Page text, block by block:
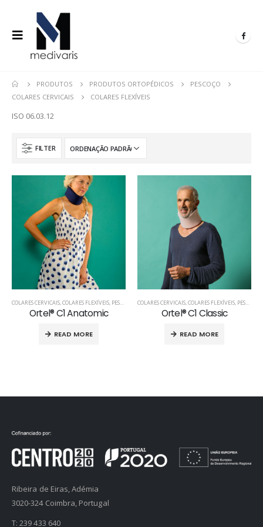
PRODUTOS PRODUTOS ORTOPÉDICOS
PESCOÇO
COLARES CERVICAIS
COLARES FLEXÍVEIS
ISO 06.03.12
FILTER
COLARES CERVICAIS,COLARES FLEXÍVEIS, PESCOÇO PRODUTOS ORTOPÉDICOS
Ortel® C1 Anatomic
READ MORE
COLARES CERVICAIS,COLARES FLEXÍVEIS, PESCOÇO
Ortel® C1 Classic
READ MORE
Ribeira de Eiras, Adémia
3020-324 Coimbra, Portugal
T:239 433 640